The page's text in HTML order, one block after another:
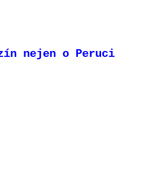
nejen o Peruci